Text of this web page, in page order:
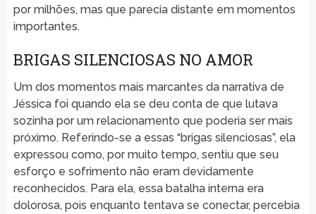
por milhões, mas que parecia distante em momentos
importantes.
BRIGAS SILENCIOSAS NO AMOR
Um dos momentos mais marcantes da narrativa de
Jéssica foi quando ela se deu conta de que lutava
sozinha por um relacionamento que poderia ser mais
próximo. Referindo-se a essas “brigas silenciosas”, ela
expressou como, por muito tempo, sentiu que seu
esforço e sofrimento não eram devidamente
reconhecidos. Para ela, essa batalha interna era
dolorosa, pois enquanto tentava se conectar, percebia